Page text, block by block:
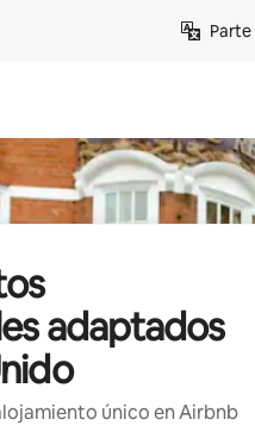
adaptados
único en Airbnb